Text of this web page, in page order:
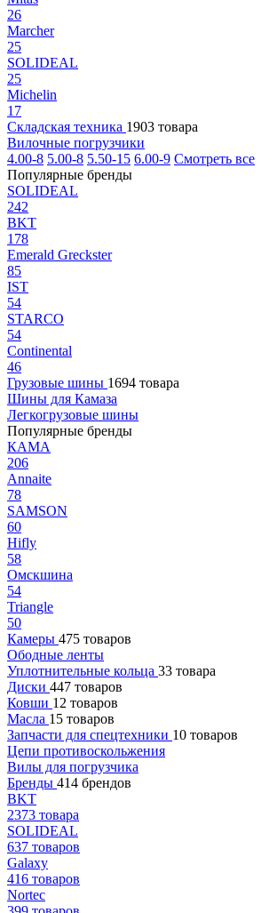
26
Marcher
25
SOLIDEAL
25
Michelin
17
Складская техника 1903 товара
Вилочные погрузчики
4.00-8 5.00-8 5.50-15 6.00-9 Смотреть все
Популярные бренды
SOLIDEAL
242
BKT
178
Emerald Greckster
85
IST
54
STARCO
54
Continental
46
Грузовые шины 1694 товара
Шины для Камаза
Легкогрузовые шины
Популярные бренды
КАМА
206
Annaite
78
SAMSON
60
Hifly
58
Омскшина
54
Triangle
50
Камеры 475 товаров
Ободные ленты
Уплотнительные кольца 33 товара
Диски 447 товаров
Ковши 12 товаров
Масла 15 товаров
Запчасти для спецтехники 10 товаров
Цепи противоскольжения
Вилы для погрузчика
Бренды 414 брендов
BKT
2373 товара
SOLIDEAL
637 товаров
Galaxy
416 товаров
Nortec